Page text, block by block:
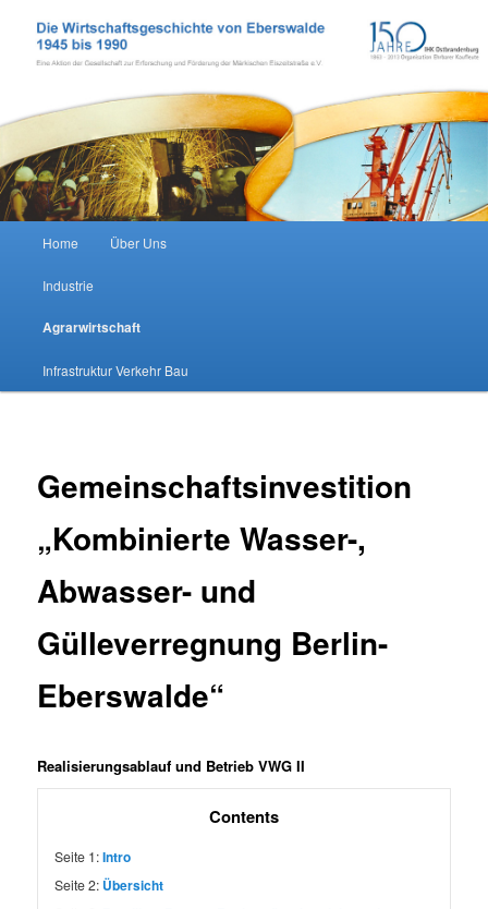
Wirtschaftsgeschichte Eberswalde
Home Über Uns
Industrie
Agrarwirtschaft
Infrastruktur Verkehr Bau
Gemeinschaftsinvestition
„Kombinierte Wasser-,
Abwasser- und
Gülleverregnung Berlin-
Eberswalde“
Realisierungsablauf und Betrieb VWG II
Contents
Seite 1:Intro
Seite 2: Übersicht